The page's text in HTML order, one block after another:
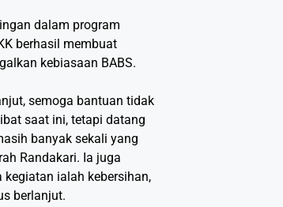
dalam program
berhasil membuat
kebiasaan BABS.
semoga bantuan tidak
saat ini, tetapi datang
banyak sekali yang
Randakari. Ia juga
ialah kebersihan,
berlanjut.